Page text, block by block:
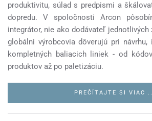
produktivitu, súlad s predpismi a
dopredu. V spoločnosti Arcon
integrátor, nie ako dodávateľ jednotlivých
globálni výrobcovia dôverujú pri
kompletných baliacich liniek - od
produktov až po paletizáciu.
PREČÍTAJTE SI VIAC